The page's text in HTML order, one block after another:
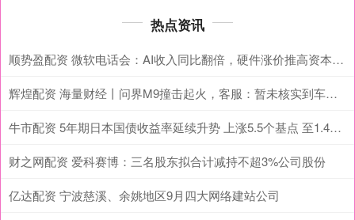
热点资讯
顺势盈配资 微软电话会：AI收入同比翻倍，硬件涨价推高资本开支250亿美元，GPU和存储短缺仍将贯穿全年
辉煌配资 海量财经丨问界M9撞击起火，客服：暂未核实到车主是否开启辅助驾驶功能
牛市配资 5年期日本国债收益率延续升势 上涨5.5个基点 至1.485%
财之网配资 爱科赛博：三名股东拟合计减持不超3%公司股份
亿达配资 宁波慈溪、余姚地区9月四大网络建站公司